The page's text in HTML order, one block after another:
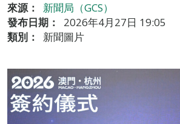
來源：
新聞局（GCS）
發布日期：
2026年4月27日 19:05
類別：
新聞圖片